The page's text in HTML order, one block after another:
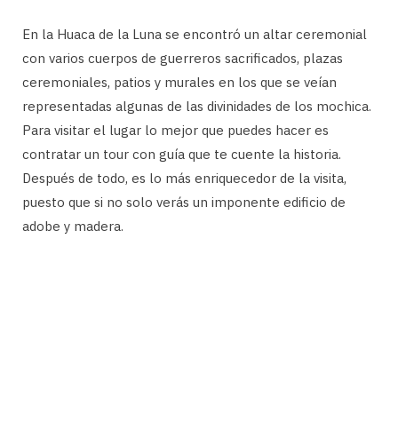
En la Huaca de la Luna se encontró un altar ceremonial
con varios cuerpos de guerreros sacrificados, plazas
ceremoniales, patios y murales en los que se veían
representadas algunas de las divinidades de los mochica.
Para visitar el lugar lo mejor que puedes hacer es
contratar un tour con guía que te cuente la historia.
Después de todo, es lo más enriquecedor de la visita,
puesto que si no solo verás un imponente edificio de
adobe y madera.